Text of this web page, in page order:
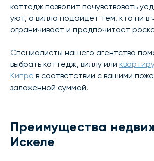
коттедж позволит почувствовать
уют, а вилла подойдет тем, кто ни в
ограничивает и предпочитает
Специалисты нашего агентства
выбрать коттедж, виллу или
Кипре в соответствии с вашими
заложенной суммой.
Преимущества
Искеле